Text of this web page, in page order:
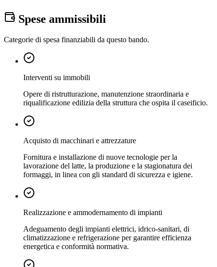
Spese ammissibili
Categorie di spesa finanziabili da questo bando.
Interventi su immobili
Opere di ristrutturazione, manutenzione straordinaria e
riqualificazione edilizia della struttura che ospita il caseificio.
Acquisto di macchinari e attrezzature
Fornitura e installazione di nuove tecnologie per la
lavorazione del latte, la produzione e la stagionatura dei
formaggi, in linea con gli standard di sicurezza e igiene.
Realizzazione e ammodernamento di impianti
Adeguamento degli impianti elettrici, idrico-sanitari, di
climatizzazione e refrigerazione per garantire efficienza
energetica e conformità normativa.